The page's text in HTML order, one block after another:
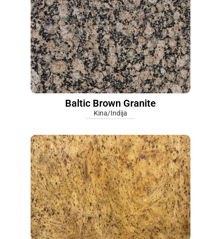
Baltic Brown Granite
Kina/Indija